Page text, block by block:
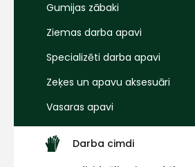
Gumijas zābaki
Ziemas darba apavi
Specializēti darba apavi
Zeķes un apavu aksesuāri
Vasaras apavi
Darba cimdi